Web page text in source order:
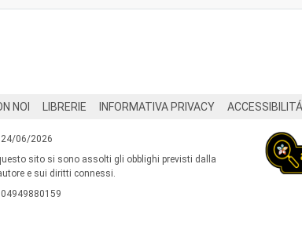
NOI LIBRERIE INFORMATIVA PRIVACY ACCESSIBILITÁ
06/2026
sito si sono assolti gli obblighi previsti dalla
e sui diritti connessi.
04949880159